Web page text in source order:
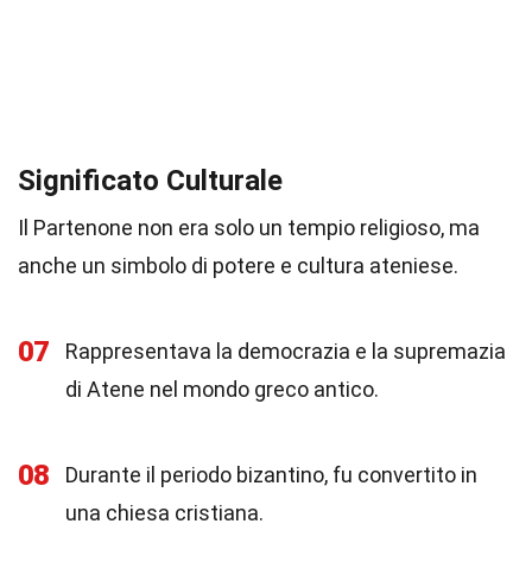
Significato Culturale
Il Partenone non era solo un tempio religioso, ma
anche un simbolo di potere e cultura ateniese.
07
Rappresentava la democrazia e la supremazia
di Atene nel mondo greco antico.
08
Durante il periodo bizantino, fu convertito in
una chiesa cristiana.